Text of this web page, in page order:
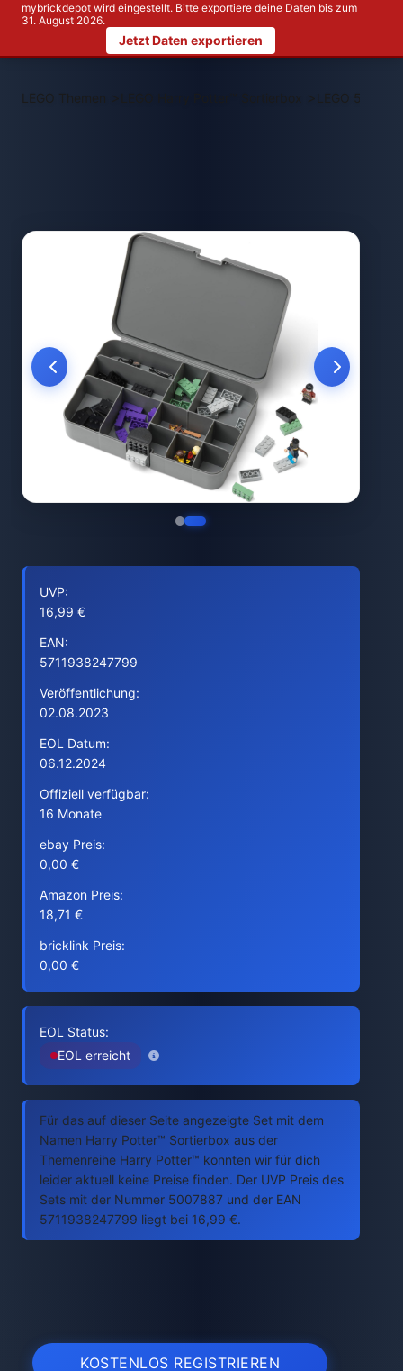
mybrickdepot wird eingestellt. Bitte exportiere deine Daten bis zum
31. August 2026.
Jetzt Daten exportieren
LEGO Themen > LEGO Harry Potter™ Sortierbox > LEGO
UVP:
16,99 €
EAN:
5711938247799
Veröffentlichung:
02.08.2023
EOL Datum:
06.12.2024
Offiziell verfügbar:
16 Monate
ebay Preis:
0,00 €
Amazon Preis:
18,71 €
bricklink Preis:
0,00 €
EOL Status:
EOL erreicht
Für das auf dieser Seite angezeigte Set mit dem
Namen Harry Potter™ Sortierbox aus der
Themenreihe Harry Potter™ konnten wir für dich
leider aktuell keine Preise finden. Der UVP Preis des
Sets mit der Nummer 5007887 und der EAN
5711938247799 liegt bei 16,99 €.
KOSTENLOS REGISTRIEREN